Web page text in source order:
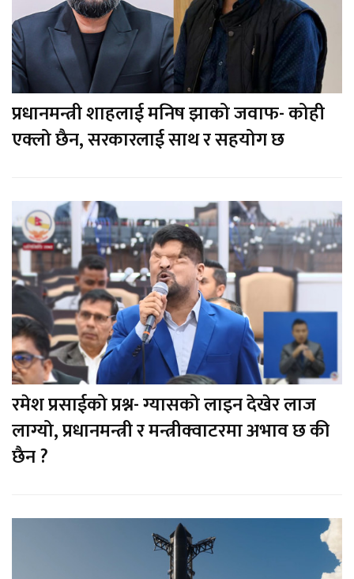
प्रधानमन्त्री शाहलाई मनिष झाको जवाफ- कोही
एक्लो छैन, सरकारलाई साथ र सहयोग छ
रमेश प्रसाईको प्रश्न- ग्यासको लाइन देखेर लाज
लाग्यो, प्रधानमन्त्री र मन्त्रीक्वाटरमा अभाव छ की
छैन ?